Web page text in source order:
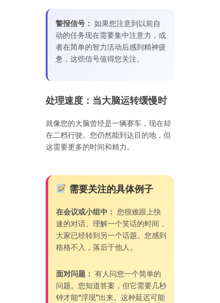
警报信号： 如果您注意到以前自
动的任务现在需要集中注意力，或
者在简单的智力活动后感到精神疲
惫，这些信号值得您关注。
处理速度：当大脑运转缓慢时
就像您的大脑曾经是一辆赛车，现在却
在二档行驶。您仍然能到达目的地，但
这需要更多的时间和精力。
需要关注的具体例子
在会议或小组中： 您很难跟上快
速的对话。理解一个笑话的时间，
大家已经转到另一个话题。您感到
格格不入，落后于他人。
面对问题： 有人问您一个简单的
问题。您知道答案，但它需要几秒
钟才能“浮现”出来。这种延迟可能